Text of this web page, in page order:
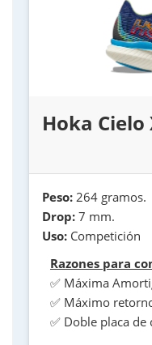
Hoka Cielo
Peso: 264 gramos.
Drop: 7 mm.
Uso: Competición
Razones para
✅ Máxima
✅ Máximo
✅ Doble placa de